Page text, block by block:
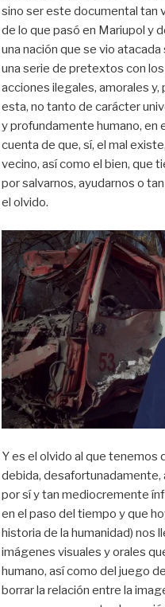
sino ser este documental tan
de lo que pasó en Mariupol y
una nación que se vio
una serie de pretextos con
acciones ilegales, amorales y,
esta, no tanto de carácter
y profundamente humano, en
cuenta de que, sí, el mal
vecino, así como el bien, que
por salvarnos, ayudarnos o
el olvido.
Y es el olvido al que tenemos
debida, desafortunadamente,
por sí y tan mediocremente
en el paso del tiempo y que
historia de la humanidad) nos
imágenes visuales y orales
humano, así como del juego
borrar la relación entre la